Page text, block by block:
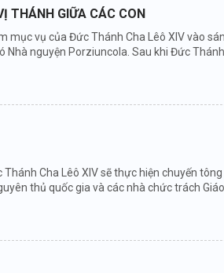
THÁNH GIỮA CÁC CON
vụ của Đức Thánh Cha Lêô XIV vào
nguyện Porziuncola. Sau khi Đức Thánh
Cha Lêô XIV sẽ thực hiện chuyến
thủ quốc gia và các nhà chức trách